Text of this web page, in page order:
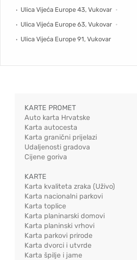
Ulica Vijeća Europe 43, Vukovar
Ulica Vijeća Europe 63, Vukovar
Ulica Vijeća Europe 91, Vukovar
KARTE PROMET
Auto karta Hrvatske
Karta autocesta
Karta granični prijelazi
Udaljenosti gradova
Cijene goriva
KARTE
Karta kvaliteta zraka (Uživo)
Karta nacionalni parkovi
Karta toplice
Karta planinarski domovi
Karta planinski vrhovi
Karta parkovi prirode
Karta dvorci i utvrde
Karta špilje i jame